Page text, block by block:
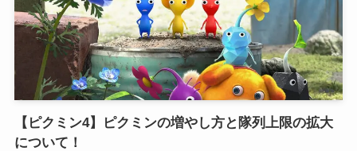
【ピクミン4】ピクミンの増やし方と隊列上限の拡大
について！